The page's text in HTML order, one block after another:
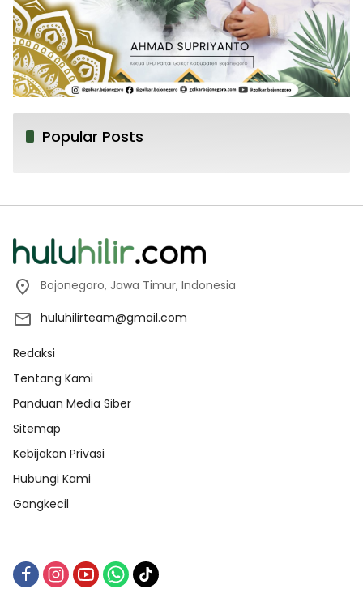
Popular Posts
Bojonegoro, Jawa Timur, Indonesia
huluhilirteam@gmail.com
Redaksi
Tentang Kami
Panduan Media Siber
Sitemap
Kebijakan Privasi
Hubungi Kami
Gangkecil